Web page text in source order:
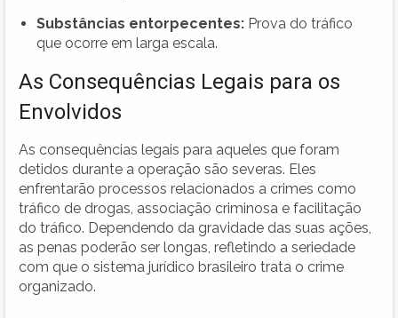
Substâncias entorpecentes: Prova do tráfico
que ocorre em larga escala.
As Consequências Legais para os
Envolvidos
As consequências legais para aqueles que foram
detidos durante a operação são severas. Eles
enfrentarão processos relacionados a crimes como
tráfico de drogas, associação criminosa e facilitação
do tráfico. Dependendo da gravidade das suas ações,
as penas poderão ser longas, refletindo a seriedade
com que o sistema jurídico brasileiro trata o crime
organizado.